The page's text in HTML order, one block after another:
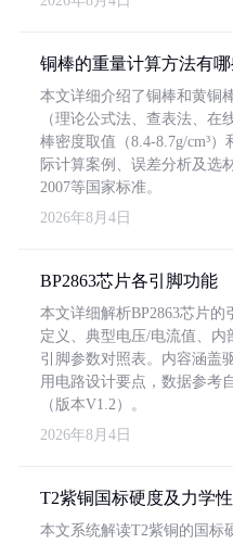
铜棒的重量计算方法有
本文详细介绍了铜棒和黄铜
（理论公式法、查表法、在
棒密度取值（8.4-8.7g/cm³
际计算案例、误差分析及选
2007等国家标准。
2026年8月4日
BP2863芯片各引脚功能
本文详细解析BP2863芯片
定义、典型电压/电流值、
引脚参数对照表。内容涵盖
用电路设计要点，数据参考
（版本V1.2）。
2026年8月4日
T2紫铜国标硬度及力学
本文系统解读T2紫铜的国标